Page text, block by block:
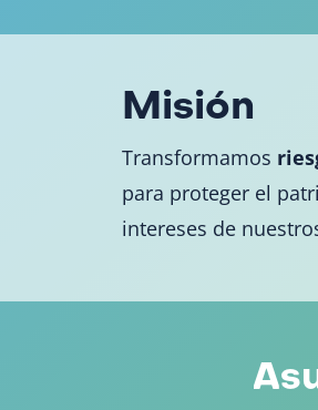
Misión
Transformamos
para proteger el
intereses de